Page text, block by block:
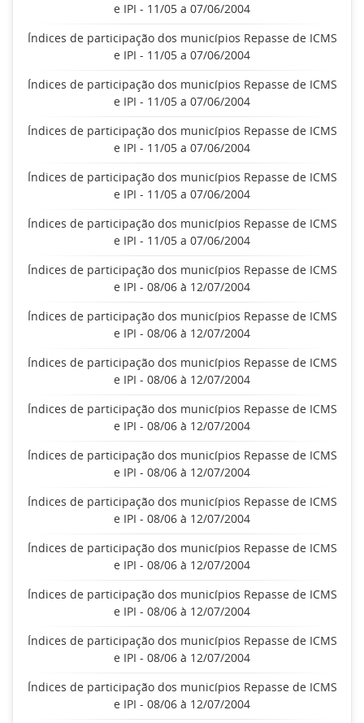
e IPI - 11/05 a 07/06/2004
Índices de participação dos municípios Repasse de ICMS
e IPI - 11/05 a 07/06/2004
Índices de participação dos municípios Repasse de ICMS
e IPI - 11/05 a 07/06/2004
Índices de participação dos municípios Repasse de ICMS
e IPI - 11/05 a 07/06/2004
Índices de participação dos municípios Repasse de ICMS
e IPI - 11/05 a 07/06/2004
Índices de participação dos municípios Repasse de ICMS
e IPI - 11/05 a 07/06/2004
Índices de participação dos municípios Repasse de ICMS
e IPI - 08/06 à 12/07/2004
Índices de participação dos municípios Repasse de ICMS
e IPI - 08/06 à 12/07/2004
Índices de participação dos municípios Repasse de ICMS
e IPI - 08/06 à 12/07/2004
Índices de participação dos municípios Repasse de ICMS
e IPI - 08/06 à 12/07/2004
Índices de participação dos municípios Repasse de ICMS
e IPI - 08/06 à 12/07/2004
Índices de participação dos municípios Repasse de ICMS
e IPI - 08/06 à 12/07/2004
Índices de participação dos municípios Repasse de ICMS
e IPI - 08/06 à 12/07/2004
Índices de participação dos municípios Repasse de ICMS
e IPI - 08/06 à 12/07/2004
Índices de participação dos municípios Repasse de ICMS
e IPI - 08/06 à 12/07/2004
Índices de participação dos municípios Repasse de ICMS
e IPI - 08/06 à 12/07/2004